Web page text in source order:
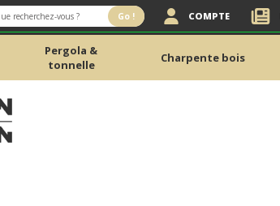
Go ! COMPTE
Pergola &
tonnelle
Charpente bois